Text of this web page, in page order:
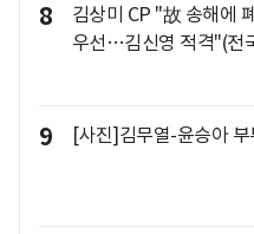
8
김상미 CP "故 송해에
우선…김신영 적격"(전
9 [사진]김무열-윤승아